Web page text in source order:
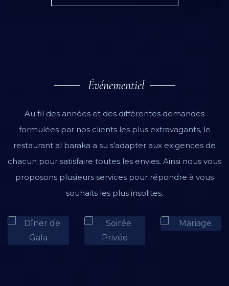
Événementiel
Au fil des années et des différentes demandes
formulées par nos clients les plus extravagants, le
restaurant al baraka a su s’adapter aux exigences de
chacun pour satisfaire toutes les envies. Ainsi nous vous
proposons plusieurs services pour répondre à vous
souhaits les plus insolites.